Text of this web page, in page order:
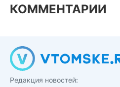
КОММЕНТАРИИ
Редакция новостей: